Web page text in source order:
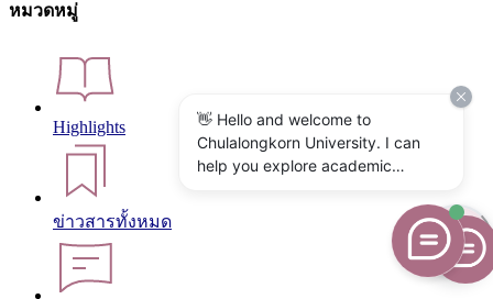
หมวดหมู่
Highlights
ข่าวสารทั้งหมด
👋 Hello and welcome to
Chulalongkorn University. I can
help you explore academic